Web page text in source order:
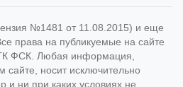
№1481 от 11.08.2015) и еще
права на публикуемые на сайте
ФСК. Любая информация,
сайте, носит исключительно
и ни при каких условиях не